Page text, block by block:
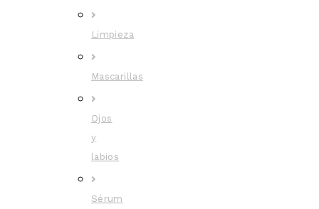
Limpieza
Mascarillas
Ojos
y
labios
Sérum